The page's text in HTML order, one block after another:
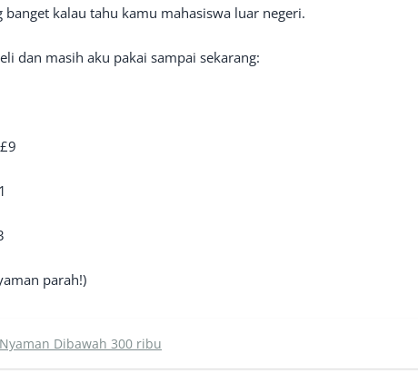
kalau tahu kamu mahasiswa luar negeri.
dan masih aku pakai sampai sekarang:
parah!)
Dibawah 300 ribu